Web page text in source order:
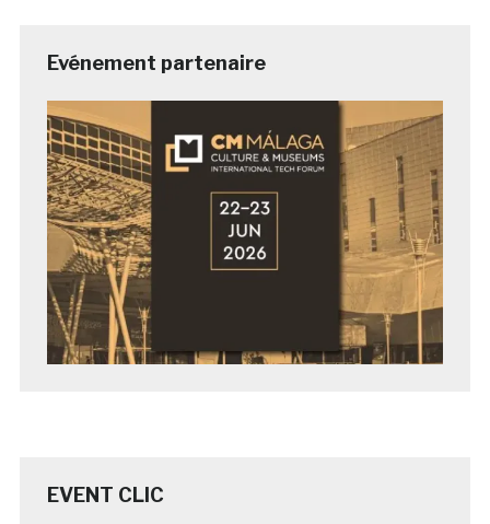
Evénement partenaire
EVENT CLIC